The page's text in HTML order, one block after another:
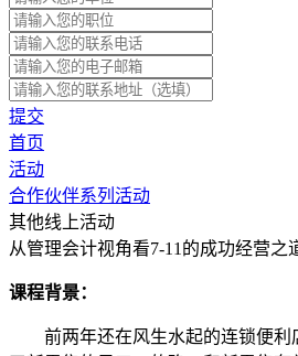
提交
首页
活动
合作伙伴系列活动
其他线上活动
从管理会计视角看7-11的成功经营之
课程背景：
前两年还在风生水起的连锁便利